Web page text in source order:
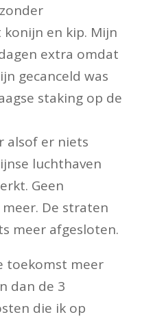
en kip. Mijn
extra omdat
gecanceld was
staking op de
alsof er niets
luchthaven
Geen
De straten
meer afgesloten.
toekomst meer
dan de 3
die ik op